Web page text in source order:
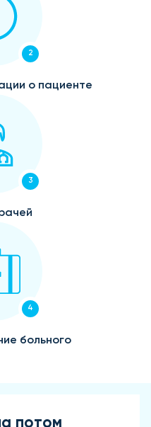
2
о пациенте
3
4
больного
потом